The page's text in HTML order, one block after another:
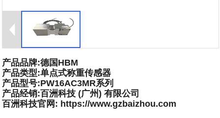
产品品牌:德国HBM
产品类型:单点式称重传感器
产品型号:PW16AC3MR系列
产品经销:百洲科技 (广州) 有限公司
百洲科技官网: https://www.gzbaizhou.com